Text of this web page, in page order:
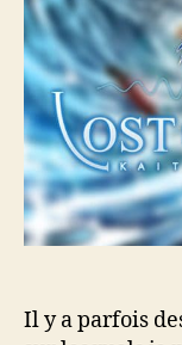
Il y a parfois